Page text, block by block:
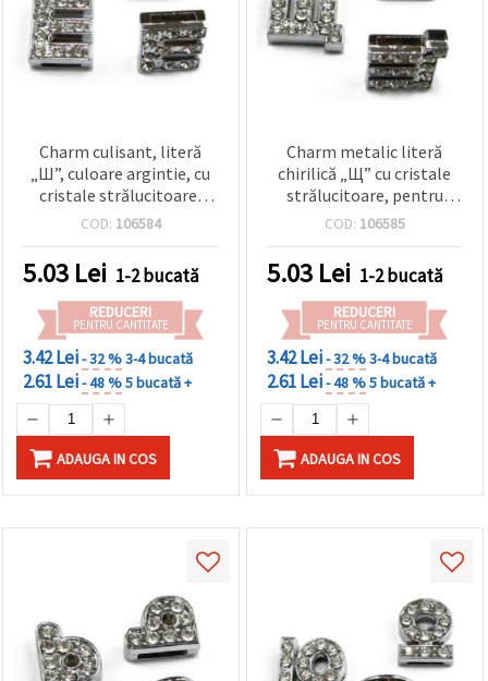
Charm culisant, literă
„Ш”, culoare argintie, cu
cristale strălucitoare,
orificiu 8 mm – ideal
și proiecte DIY
COD: 106584
5.03 Lei 1-2 bucată
REDUCERI
PENTRU CANTITATE
3.42 Lei- 32 %3-4 bucată
2.61 Lei- 48 %5 bucată +
ADAUGA IN COS
Charm metalic literă
chirilică „Щ” cu cristale
strălucitoare, pentru
înșirat, gaură 8 mm,
COD: 106585
5.03 Lei 1-2 bucată
REDUCERI
PENTRU CANTITATE
3.42 Lei- 32 %3-4 bucată
2.61 Lei- 48 %5 bucată +
ADAUGA IN COS